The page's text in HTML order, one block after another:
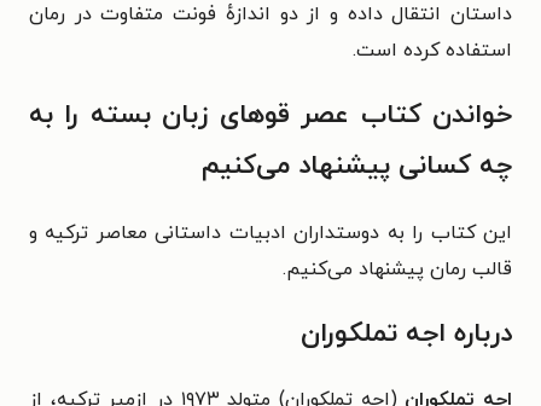
داستان انتقال داده و از دو اندازهٔ فونت متفاوت در رمان
استفاده کرده است.
خواندن کتاب عصر قوهای زبان بسته را به
چه کسانی پیشنهاد می‌کنیم
این کتاب را به دوستداران ادبیات داستانی معاصر ترکیه‌ و
قالب رمان پیشنهاد می‌کنیم.
درباره اجه تملکوران
اجه تملکوران
(اِجه تِمِلکوران) متولد ۱۹۷۳ در اِزمیر ترکیه، از